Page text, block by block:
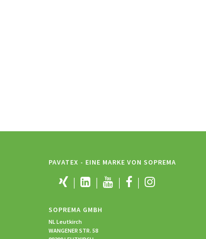
PAVATEX - EINE MARKE VON SOPREMA
SOPREMA GMBH
NL Leutkirch
WANGENER STR. 58